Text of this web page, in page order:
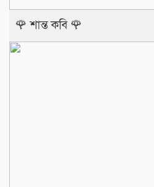
🌹 শান্ত কবি 🌹